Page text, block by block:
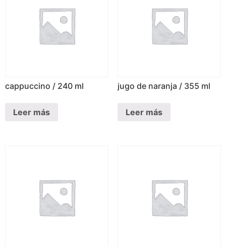
cappuccino / 240 ml
Leer más
jugo de naranja / 355 ml
Leer más